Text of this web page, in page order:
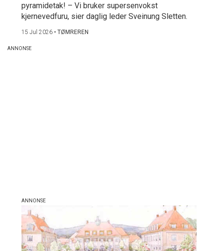
pyramidetak! – Vi bruker supersenvokst
kjernevedfuru, sier daglig leder Sveinung Sletten.
15 Jul 2026 • TØMREREN